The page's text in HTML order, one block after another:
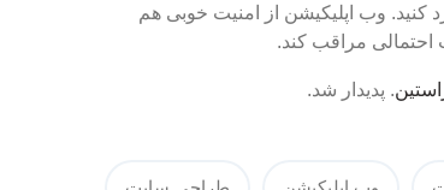
وب اپلیکیشن از امنیت خوبی هم
احتمالی مراقب کند.
. پدیدار شد.